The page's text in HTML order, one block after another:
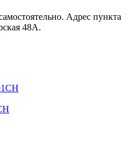
Адрес пункта
48А.